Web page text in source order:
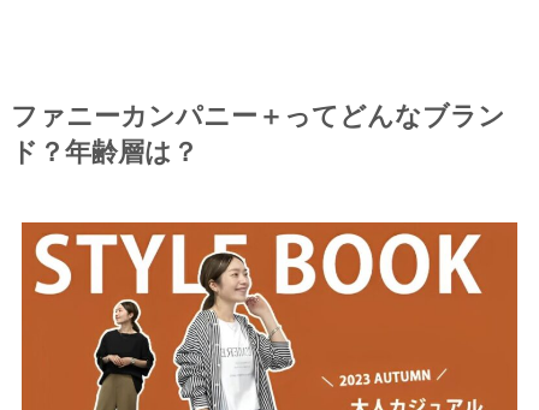
ファニーカンパニー＋ってどんなブラン
ド？年齢層は？